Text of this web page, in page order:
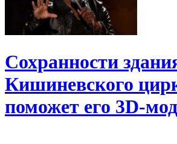
Сохранности
Кишиневского
поможет его 3D-